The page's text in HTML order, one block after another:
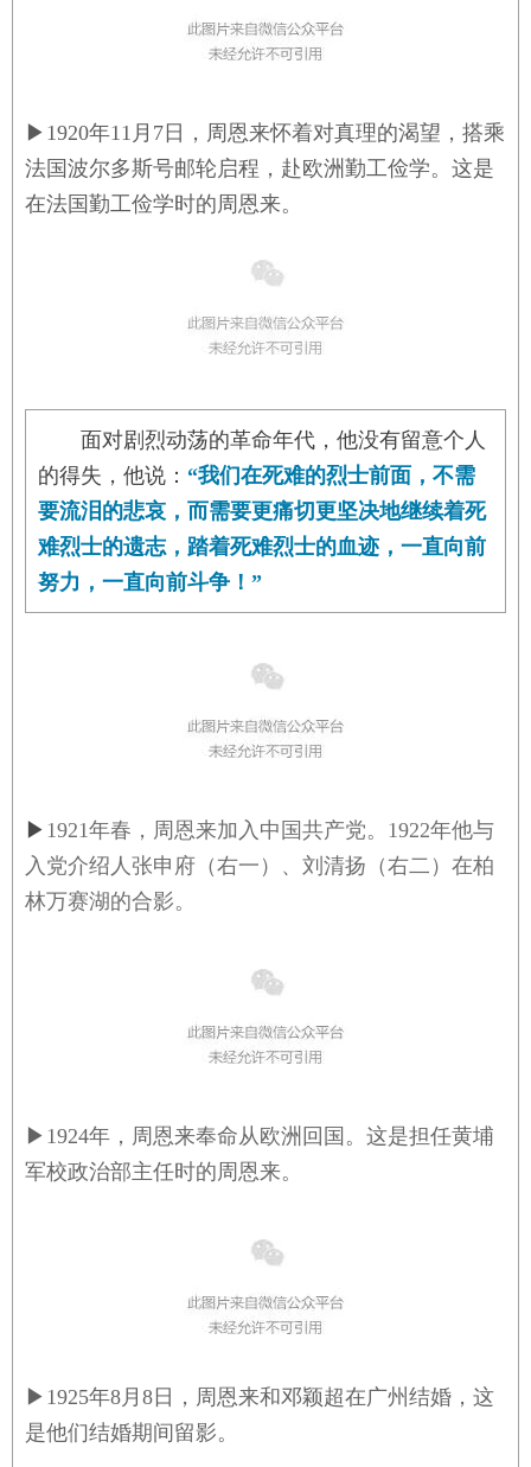
▶ 1920年11月7日，周恩来怀着对真理的渴望，搭乘
法国波尔多斯号邮轮启程，赴欧洲勤工俭学。这是
在法国勤工俭学时的周恩来。
面对剧烈动荡的革命年代，他没有留意个人
的得失，他说： “我们在死难的烈士前面，不需
要流泪的悲哀，而需要更痛切更坚决地继续着死
难烈士的遗志，踏着死难烈士的血迹，一直向前
努力，一直向前斗争！”
▶ 1921年春，周恩来加入中国共产党。1922年他与
入党介绍人张申府（右一）、刘清扬（右二）在柏
林万赛湖的合影。
▶ 1924年，周恩来奉命从欧洲回国。这是担任黄埔
军校政治部主任时的周恩来。
▶ 1925年8月8日，周恩来和邓颖超在广州结婚，这
是他们结婚期间留影。